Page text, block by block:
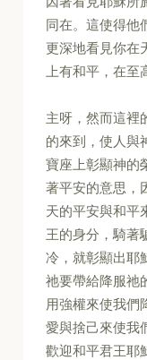
同在。這使得他
更深地看見你在
上有和平，在至
主呀，然而這裡
的來到，使人與
寶座上彰顯神的
著平安的意思，
天的平安與和平
王的身分，騎著
冷，就彰顯出耶
祂要帶給降服祂
用強權來使我們
愛與捨己來使我
歡迎和平君王耶